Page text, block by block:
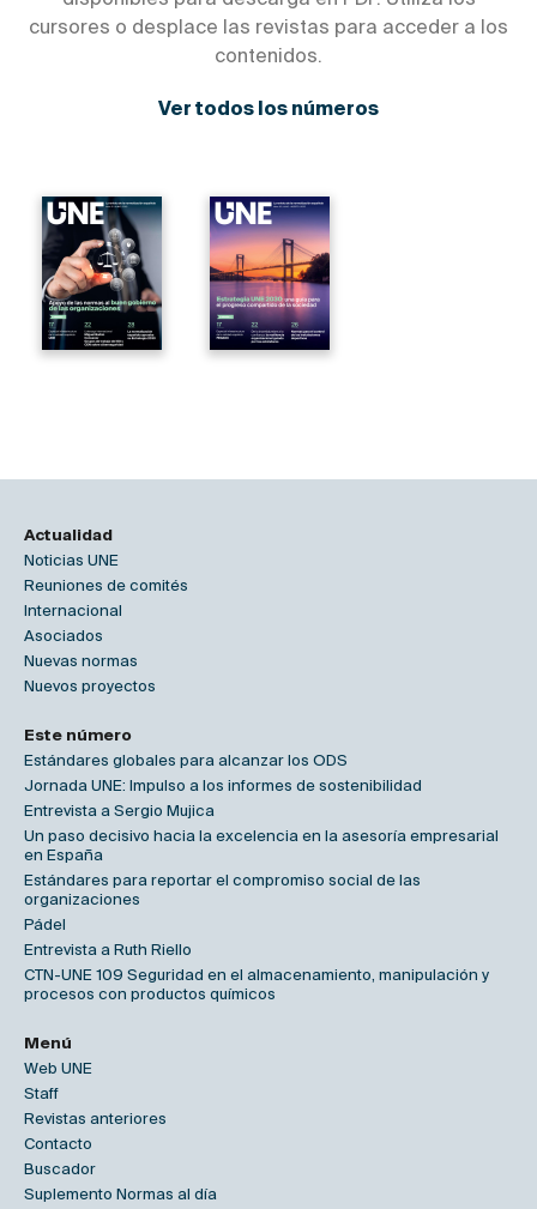
cursores o desplace las revistas para acceder a los
contenidos.
Ver todos los números
Actualidad
Noticias UNE
Reuniones de comités
Internacional
Asociados
Nuevas normas
Nuevos proyectos
Este número
Estándares globales para alcanzar los ODS
Jornada UNE: Impulso a los informes de sostenibilidad
Entrevista a Sergio Mujica
Un paso decisivo hacia la excelencia en la asesoría empresarial
en España
Estándares para reportar el compromiso social de las
organizaciones
Pádel
Entrevista a Ruth Riello
CTN-UNE 109 Seguridad en el almacenamiento, manipulación y
procesos con productos químicos
Menú
Web UNE
Staff
Revistas anteriores
Contacto
Buscador
Suplemento Normas al día